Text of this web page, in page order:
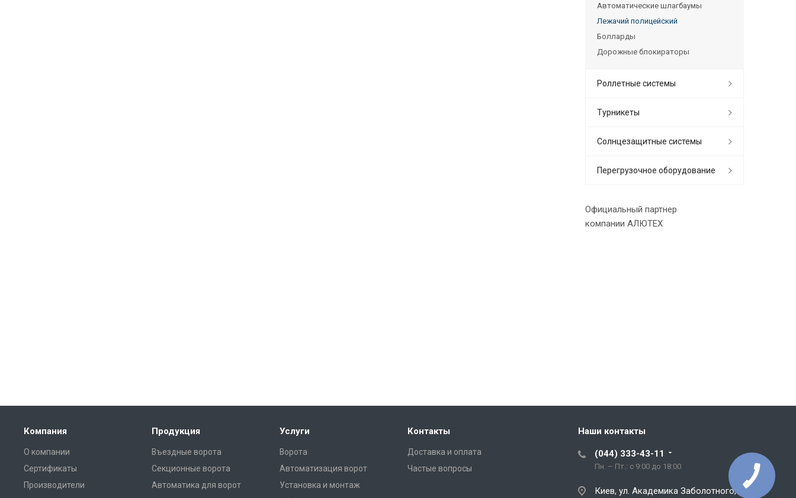
Автоматические шлагбаумы
Лежачий полицейский
Болларды
Дорожные блокираторы
Роллетные системы
Турникеты
Солнцезащитные системы
Перегрузочное оборудование
Официальный партнер
компании АЛЮТЕХ
Компания
О компании
Сертификаты
Производители
Продукция
Въездные ворота
Секционные ворота
Автоматика для ворот
Услуги
Ворота
Автоматизация ворот
Установка и монтаж
Контакты
Доставка и оплата
Частые вопросы
Наши контакты
(044) 333-43-11
Пн. – Пт.: с 9:00 до 18:00
Киев, ул. Академика Заболотного, 5,